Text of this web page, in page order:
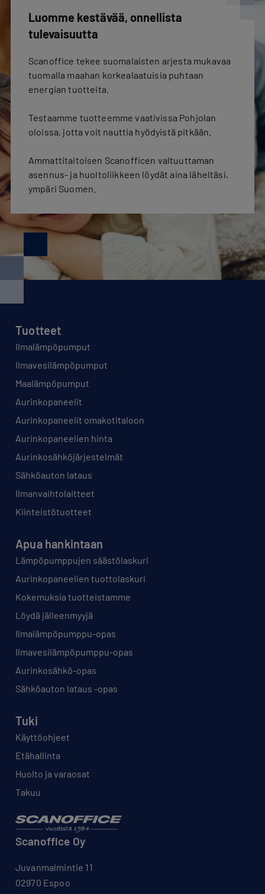
Luomme kestävää, onnellista
tulevaisuutta
Scanoffice tekee suomalaisten arjesta mukavaa
tuomalla maahan korkealaatuisia puhtaan
energian tuotteita.
Testaamme tuotteemme vaativissa Pohjolan
oloissa, jotta voit nauttia hyödyistä pitkään.
Ammattitaitoisen Scanofficen valtuuttaman
asennus- ja huoltoliikkeen löydät aina läheltäsi,
ympäri Suomen.
Tuotteet
Ilmalämpöpumput
Ilmavesilämpöpumput
Maalämpöpumput
Aurinkopaneelit
Aurinkopaneelit omakotitaloon
Aurinkopaneelien hinta
Aurinkosähköjärjestelmät
Sähköauton lataus
Ilmanvaihtolaitteet
Kiinteistötuotteet
Apua hankintaan
Lämpöpumppujen säästölaskuri
Aurinkopaneelien tuottolaskuri
Kokemuksia tuotteistamme
Löydä jälleenmyyjä
Ilmalämpöpumppu-opas
Ilmavesilämpöpumppu-opas
Aurinkosähkö-opas
Sähköauton lataus -opas
Tuki
Käyttöohjeet
Etähallinta
Huolto ja varaosat
Takuu
Scanoffice Oy
Juvanmalmintie 11
02970 Espoo